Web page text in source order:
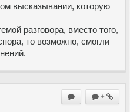
высказывании, которую
разговора, вместо того,
то возможно, смогли
+